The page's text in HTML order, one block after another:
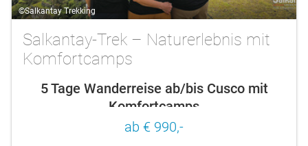
©Salkantay Trekking
Salkantay-Trek – Naturerlebnis mit
Komfortcamps
5 Tage Wanderreise ab/bis Cusco mit
Komfortcamps
ab € 990,-